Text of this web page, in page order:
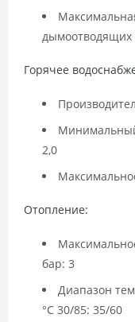
дымоотводящих
Горячее
2,0
Отопление:
бар: 3
Диапазон
°C 30/85: 35/60